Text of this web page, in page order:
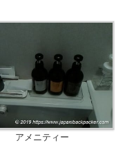
アメニティー